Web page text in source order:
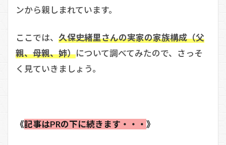
ンから親しまれています。
ここでは、 久保史緒里さんの実家の家族構成（父
親、母親、姉）について調べてみたので、さっそ
く見ていきましょう。
《記事はPRの下に続きます・・・ 》